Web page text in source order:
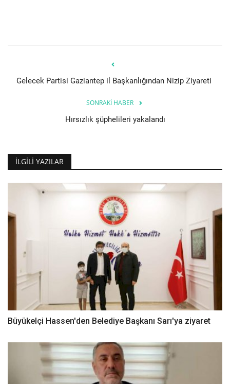
Gelecek Partisi Gaziantep il Başkanlığından Nizip Ziyareti
SONRAKI HABER
Hırsızlık şüphelileri yakalandı
İLGILI YAZILAR
Büyükelçi Hassen'den Belediye Başkanı Sarı'ya ziyaret